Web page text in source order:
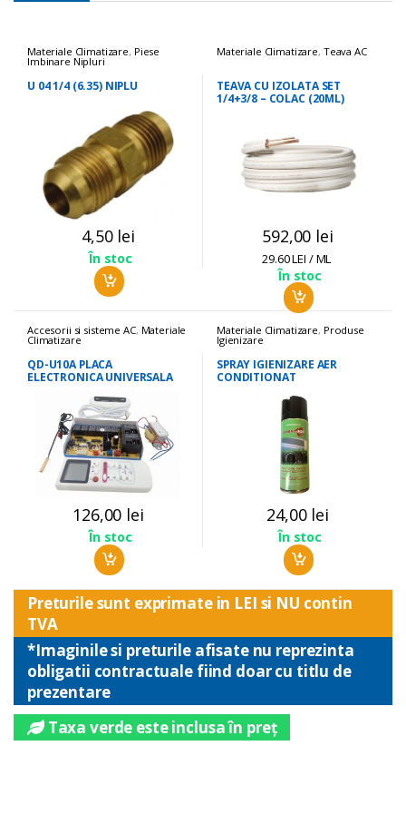
Materiale Climatizare, Piese
Imbinare Nipluri
U 04 1/4 (6.35) NIPLU
4,50 lei
În stoc
Materiale Climatizare, Teava AC
TEAVA CU IZOLATA SET
1/4+3/8 – COLAC (20ML)
592,00 lei
29.60 LEI / ML
În stoc
Accesorii si sisteme AC, Materiale
Climatizare
QD-U10A PLACA
ELECTRONICA UNIVERSALA
126,00 lei
În stoc
Materiale Climatizare, Produse
Igienizare
SPRAY IGIENIZARE AER
CONDITIONAT
24,00 lei
În stoc
Preturile sunt exprimate in LEI si NU contin
TVA
*Imaginile si preturile afisate nu reprezinta
obligatii contractuale fiind doar cu titlu de
prezentare
Taxa verde este inclusa în preț